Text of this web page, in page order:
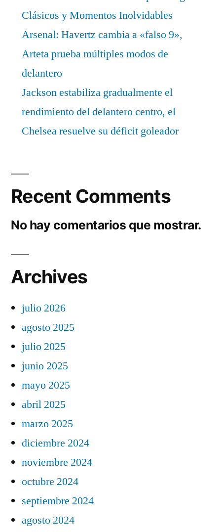
Clásicos y Momentos Inolvidables
Arsenal: Havertz cambia a «falso 9»,
Arteta prueba múltiples modos de
delantero
Jackson estabiliza gradualmente el
rendimiento del delantero centro, el
Chelsea resuelve su déficit goleador
Recent Comments
No hay comentarios que mostrar.
Archives
julio 2026
agosto 2025
julio 2025
junio 2025
mayo 2025
abril 2025
marzo 2025
diciembre 2024
noviembre 2024
octubre 2024
septiembre 2024
agosto 2024